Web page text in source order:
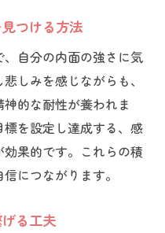
つける方法
自分の内面の強さに気
しみを感じながらも、
的な耐性が養われま
を設定し達成する、感
果的です。これらの積
につながります。
る工夫